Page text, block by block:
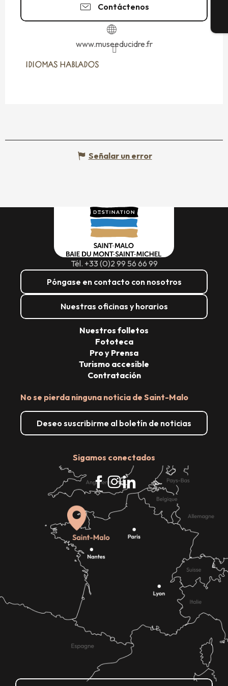
Contáctenos
www.museeducidre.fr
IDIOMAS HABLADOS
IDIOMAS HABLADOS
Señalar un error
Tél. +33 (0)2 99 56 66 99
Póngase en contacto con nosotros
Nuestras oficinas y horarios
No se pierda ninguna noticia de Saint-Malo
Deseo suscribirme al boletín de noticias
Sigamos conectados
Nuestros folletos
Fototeca
Pro y Prensa
Turismo accesible
Contratación